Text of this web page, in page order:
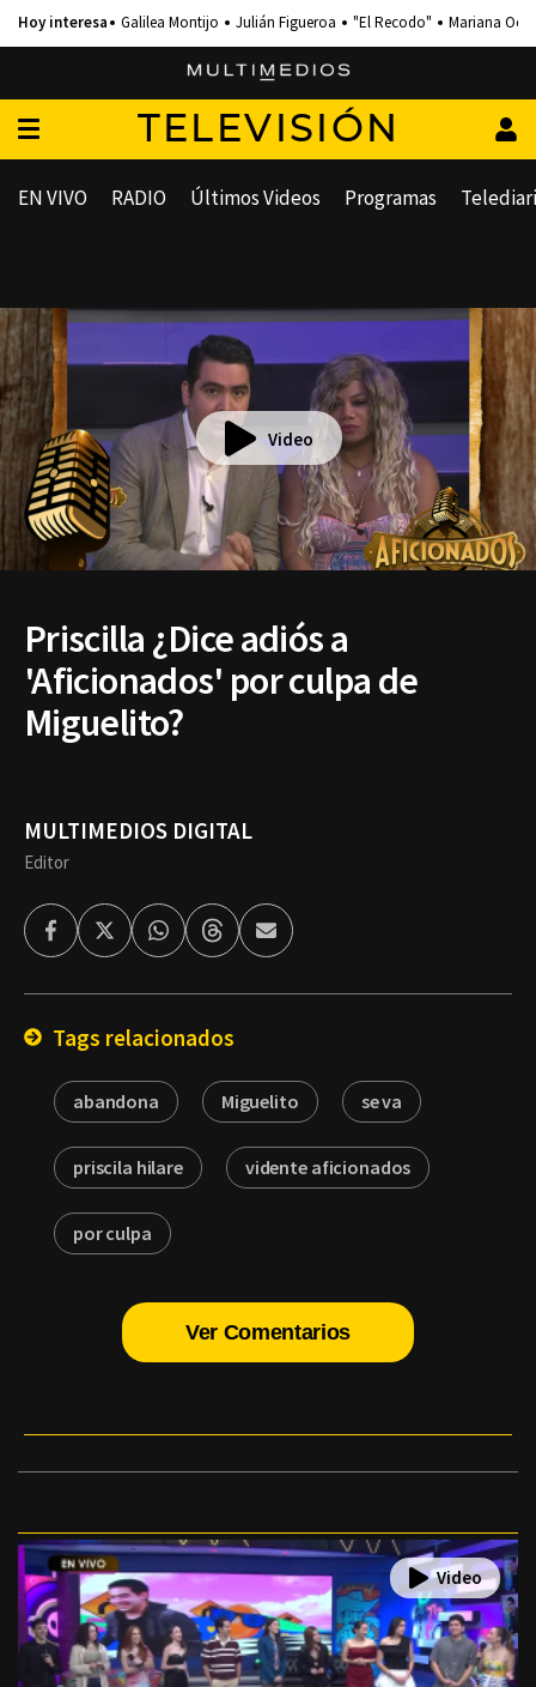
Galilea Montijo Julián Figueroa "El Recodo" Mariana
TELEVISIÓN
EN VIVO RADIO Últimos Videos Programas
Video
Priscilla ¿Dice adiós a
'Aficionados' por culpa de
Miguelito?
MULTIMEDIOS DIGITAL
Editor
FacebookTwitterWhatsappThreadsEnviar
por
Tags relacionados
abandona Miguelito se va
priscila hilare vidente aficionados
por culpa
Ver Comentarios